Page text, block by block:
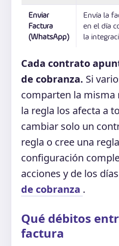
Enviar
Factura
(WhatsApp)
Envía la
en el día
la
Cada contrato
de cobranza. Si
comparten la
la regla los afecta a
cambiar solo un
regla o cree una
configuración
acciones y de los
de cobranza .
Qué débitos
factura